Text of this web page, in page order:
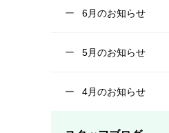
6月のお知らせ
5月のお知らせ
4月のお知らせ